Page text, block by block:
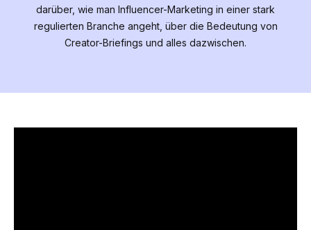
darüber, wie man Influencer-Marketing in einer stark
regulierten Branche angeht, über die Bedeutung von
Creator-Briefings und alles dazwischen.